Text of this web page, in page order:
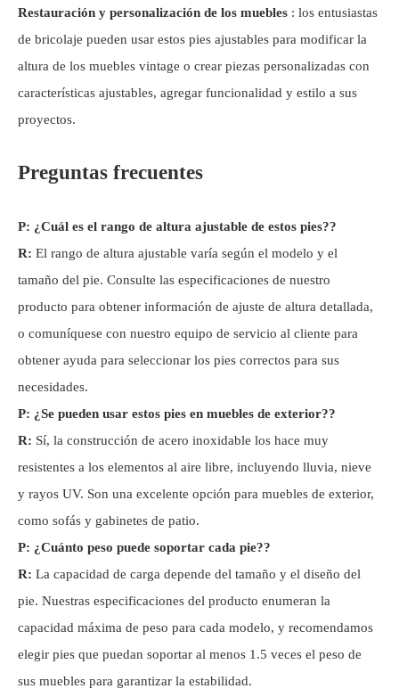
Restauración y personalización de los muebles : los entusiastas
de bricolaje pueden usar estos pies ajustables para modificar la
altura de los muebles vintage o crear piezas personalizadas con
características ajustables, agregar funcionalidad y estilo a sus
proyectos.
Preguntas frecuentes
P: ¿Cuál es el rango de altura ajustable de estos pies??
R: El rango de altura ajustable varía según el modelo y el
tamaño del pie. Consulte las especificaciones de nuestro
producto para obtener información de ajuste de altura detallada,
o comuníquese con nuestro equipo de servicio al cliente para
obtener ayuda para seleccionar los pies correctos para sus
necesidades.
P: ¿Se pueden usar estos pies en muebles de exterior??
R: Sí, la construcción de acero inoxidable los hace muy
resistentes a los elementos al aire libre, incluyendo lluvia, nieve
y rayos UV. Son una excelente opción para muebles de exterior,
como sofás y gabinetes de patio.
P: ¿Cuánto peso puede soportar cada pie??
R: La capacidad de carga depende del tamaño y el diseño del
pie. Nuestras especificaciones del producto enumeran la
capacidad máxima de peso para cada modelo, y recomendamos
elegir pies que puedan soportar al menos 1.5 veces el peso de
sus muebles para garantizar la estabilidad.